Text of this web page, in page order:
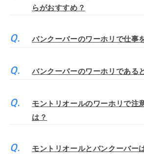
らがおすすめ？
バンクーバーのワーホリで仕事
バンクーバーのワーホリである
モントリオールのワーホリで注
は？
モントリオールとバンクーバー